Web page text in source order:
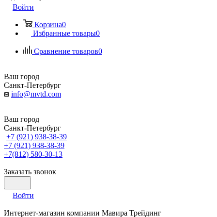
Войти
Корзина0
Избранные товары0
Сравнение товаров0
Ваш город
Санкт-Петербург
info@mvtd.com
Ваш город
Санкт-Петербург
+7 (921) 938-38-39
+7 (921) 938-38-39
+7(812) 580-30-13
Заказать звонок
Войти
Интернет-магазин компании Мавира Трейдинг